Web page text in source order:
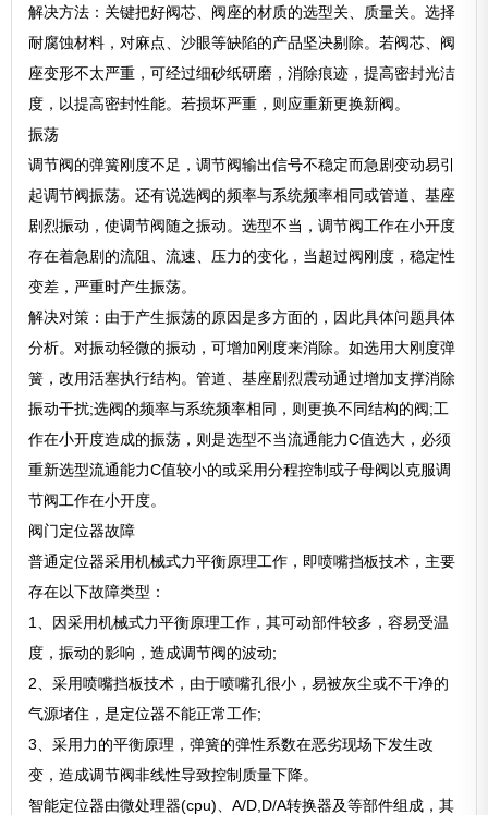
解决方法：关键把好阀芯、阀座的材质的选型关、质量关。选择
耐腐蚀材料，对麻点、沙眼等缺陷的产品坚决剔除。若阀芯、阀
座变形不太严重，可经过细砂纸研磨，消除痕迹，提高密封光洁
度，以提高密封性能。若损坏严重，则应重新更换新阀。
振荡
调节阀的弹簧刚度不足，调节阀输出信号不稳定而急剧变动易引
起调节阀振荡。还有说选阀的频率与系统频率相同或管道、基座
剧烈振动，使调节阀随之振动。选型不当，调节阀工作在小开度
存在着急剧的流阻、流速、压力的变化，当超过阀刚度，稳定性
变差，严重时产生振荡。
解决对策：由于产生振荡的原因是多方面的，因此具体问题具体
分析。对振动轻微的振动，可增加刚度来消除。如选用大刚度弹
簧，改用活塞执行结构。管道、基座剧烈震动通过增加支撑消除
振动干扰;选阀的频率与系统频率相同，则更换不同结构的阀;工
作在小开度造成的振荡，则是选型不当流通能力C值选大，必须
重新选型流通能力C值较小的或采用分程控制或子母阀以克服调
节阀工作在小开度。
阀门定位器故障
普通定位器采用机械式力平衡原理工作，即喷嘴挡板技术，主要
存在以下故障类型：
1、因采用机械式力平衡原理工作，其可动部件较多，容易受温
度，振动的影响，造成调节阀的波动;
2、采用喷嘴挡板技术，由于喷嘴孔很小，易被灰尘或不干净的
气源堵住，是定位器不能正常工作;
3、采用力的平衡原理，弹簧的弹性系数在恶劣现场下发生改
变，造成调节阀非线性导致控制质量下降。
智能定位器由微处理器(cpu)、A/D,D/A转换器及等部件组成，其